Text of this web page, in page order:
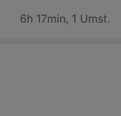
6h 17min, 1 Umst.